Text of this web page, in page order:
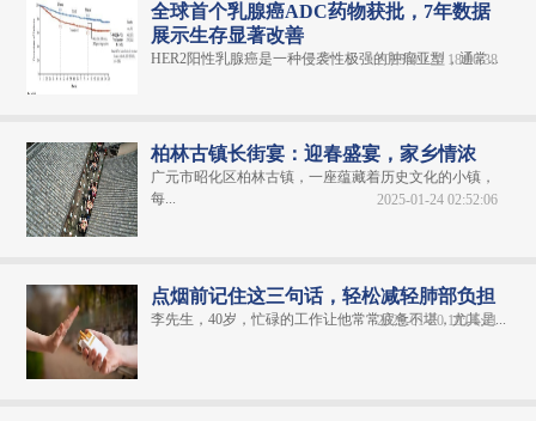
全球首个乳腺癌ADC药物获批，7年数据
展示生存显著改善
HER2阳性乳腺癌是一种侵袭性极强的肿瘤亚型，通常...
2025-01-20 18:06:38
柏林古镇长街宴：迎春盛宴，家乡情浓
广元市昭化区柏林古镇，一座蕴藏着历史文化的小镇，
每...
2025-01-24 02:52:06
点烟前记住这三句话，轻松减轻肺部负担
李先生，40岁，忙碌的工作让他常常疲惫不堪，尤其是...
2025-01-20 18:06:21